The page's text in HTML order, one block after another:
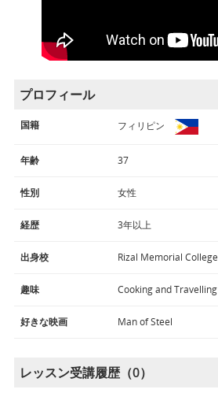
プロフィール
国籍 フィリピン
年齢 37
性別 女性
経歴 3年以上
出身校 Rizal Memorial College
趣味 Cooking and Travelling
好きな映画 Man of Steel
レッスン受講履歴（0）